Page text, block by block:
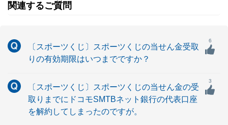
関連するご質問
〔スポーツくじ〕スポーツくじの当せん金受取
りの有効期限はいつまでですか？
6
〔スポーツくじ〕スポーツくじの当せん金の受
取りまでにドコモSMTBネット銀行の代表口座
を解約してしまったのですが。
3